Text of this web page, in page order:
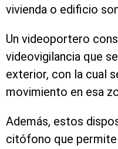
vivienda o edificio
Un videoportero
videovigilancia que
exterior, con la cual
movimiento en esa
Además, estos
citófono que